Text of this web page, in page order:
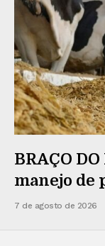
BRAÇO
manejo de
7 de agosto de 2026